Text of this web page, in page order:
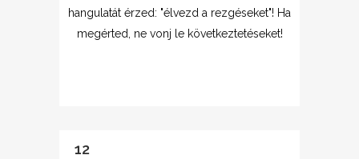
hangulatát érzed: "élvezd a rezgéseket"! Ha
megérted, ne vonj le következtetéseket!
12